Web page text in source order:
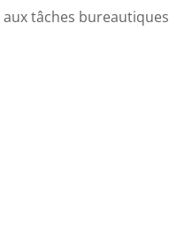
tâches bureautiques